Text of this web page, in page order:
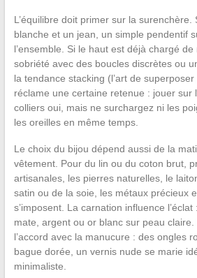
L’équilibre doit primer sur la surenchère.
blanche et un jean, un simple pendentif
l’ensemble. Si le haut est déjà chargé
sobriété avec des boucles discrètes ou
la tendance stacking (l’art de
réclame une certaine retenue : jouer sur
colliers oui, mais ne surchargez ni les
les oreilles en même temps.
Le choix du bijou dépend aussi de la
vêtement. Pour du lin ou du coton brut,
artisanales, les pierres naturelles, le
satin ou de la soie, les métaux précieux
s’imposent. La carnation influence
mate, argent ou or blanc sur peau
l’accord avec la manucure : des ongles
bague dorée, un vernis nude se marie
minimaliste.